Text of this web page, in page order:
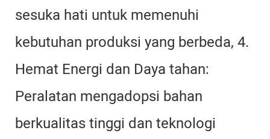
sesuka hati untuk memenuhi
kebutuhan produksi yang berbeda, 4.
Hemat Energi dan Daya tahan:
Peralatan mengadopsi bahan
berkualitas tinggi dan teknologi